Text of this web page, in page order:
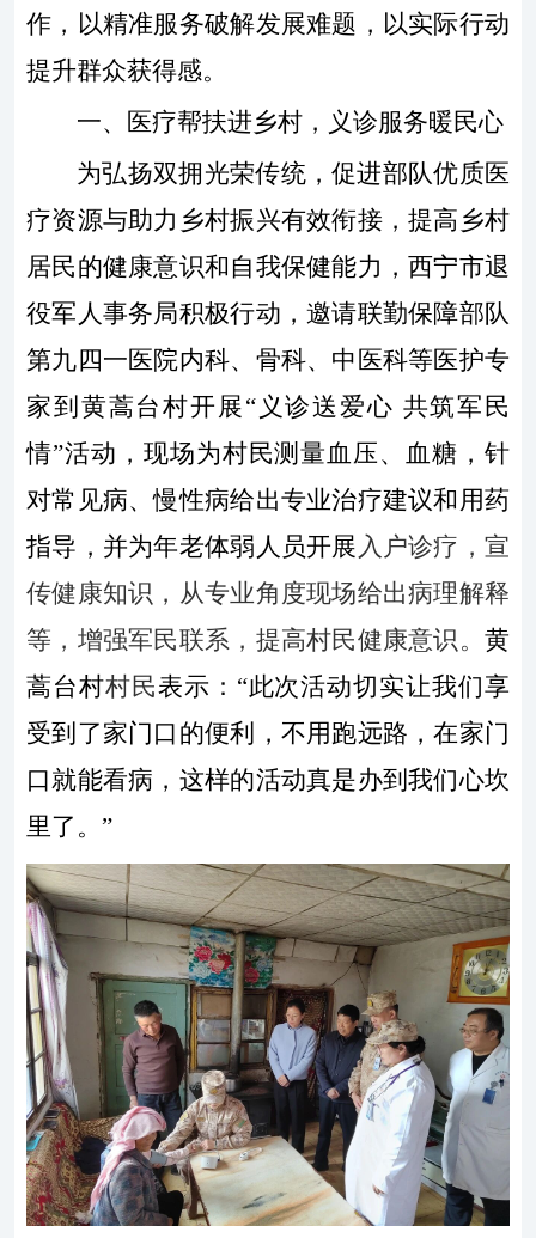
作，以精准服务破解发展难题，以实际行动
提升群众获得感。
一、医疗帮扶进乡村，义诊服务暖民心
为弘扬双拥光荣传统，促进部队优质医
疗资源与助力乡村振兴有效衔接，提高乡村
居民的健康意识和自我保健能力，西宁市退
役军人事务局积极行动，邀请联勤保障部队
第九四一医院内科、骨科、中医科等医护专
家到 黄蒿台村开展“义诊送爱心 共筑军民
情”活动， 现场为村民测量血压、血糖，针
对常见病、慢性病给出专业治疗建议和用药
指导，并为年老体弱人员开展 入户诊疗 ，宣
传健康知识，从专业角度现场给出病理解释
等， 增强军民联系，提高村民健康意识。黄
蒿台村村民表示： “此次活动切实让我们享
受到了家门口的便利，不用跑远路，在家门
口就能看病，这样的活动真是办到我们心坎
里了。 ”